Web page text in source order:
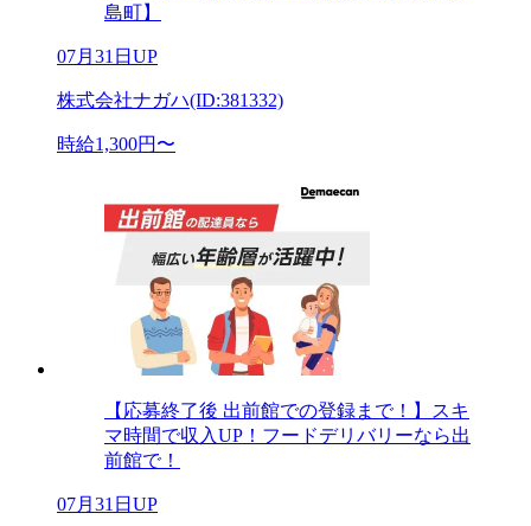
島町】
07月31日UP
株式会社ナガハ(ID:381332)
時給1,300円〜
【応募終了後 出前館での登録まで！】スキ
マ時間で収入UP！フードデリバリーなら出
前館で！
07月31日UP